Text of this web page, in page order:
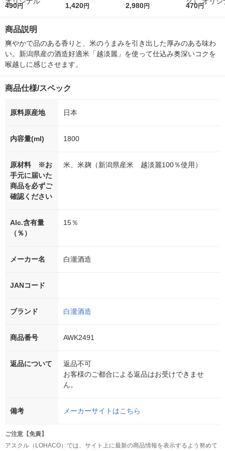
r（ロハコウォータ
シ） オリジナル
490円
レス 500ml 1箱（24
1,420円
ななつぼし 無洗米 5k
2,980円
ルソフトパッ
オリジナル
470円
商品説明
爽やかで品のある香りと、米のうまみを引き出した厚みのある味わ
い。新潟県産の酒造好適米「越淡麗」を使って仕込み奥深いコクを
喉越しに感じさせます。
商品仕様/スペック
原料原産地 日本
内容量(ml) 1800
原材料 ※お
手元に届いた
商品を必ずご
確認ください
米、米麹（新潟県産米 越淡麗100％使用）
Alc.含有量
（％）
15％
メーカー名 白瀧酒造
JANコード
ブランド 白瀧酒造
商品番号 AWK2491
返品について
返品不可
お客様のご都合による返品はお受けできませ
ん。
備考 メーカーサイトはこちら
ご注意【免責】
アスクル（LOHACO）では、サイト上に最新の商品情報を表示するよう努めて